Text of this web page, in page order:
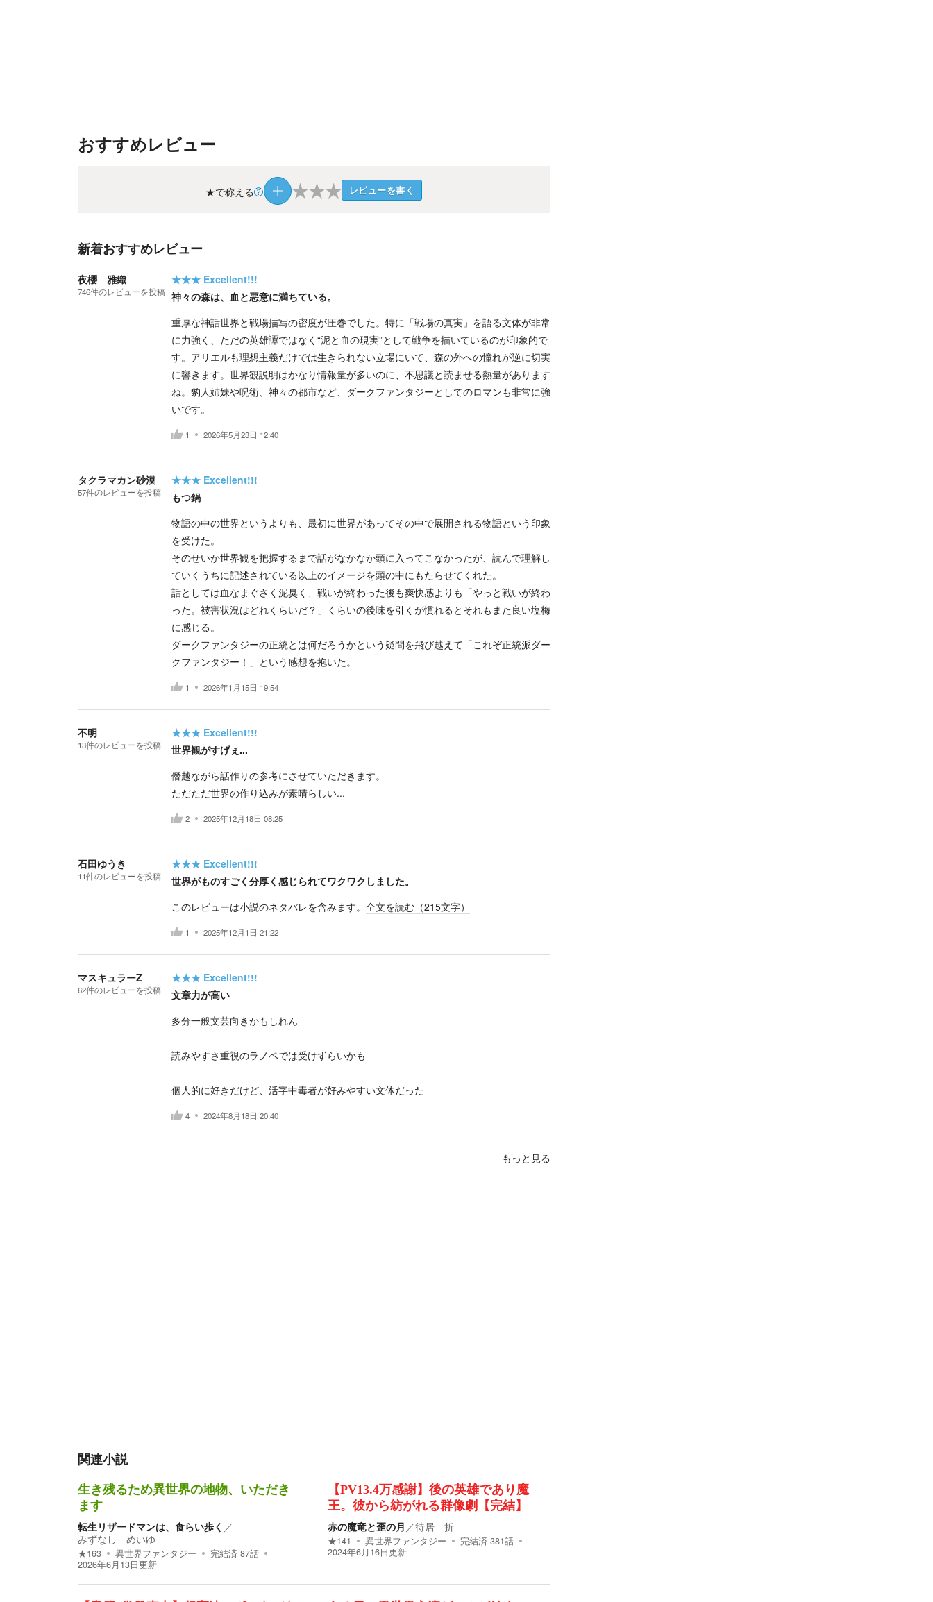
おすすめレビュー
★で称える ★★★ レビューを書く
新着おすすめレビュー
夜櫻 雅織
746件のレビューを投稿
★★★ Excellent!!!
神々の森は、血と悪意に満ちている。
重厚な神話世界と戦場描写の密度が圧巻でした。特に「戦場の真実」を語る文体が非常
に力強く、ただの英雄譚ではなく“泥と血の現実”として戦争を描いているのが印象的で
す。アリエルも理想主義だけでは生きられない立場にいて、森の外への憧れが逆に切実
に響きます。世界観説明はかなり情報量が多いのに、不思議と読ませる熱量があります
ね。豹人姉妹や呪術、神々の都市など、ダークファンタジーとしてのロマンも非常に強
いです。
1 2026年5月23日 12:40
タクラマカン砂漠
57件のレビューを投稿
★★★ Excellent!!!
もつ鍋
物語の中の世界というよりも、最初に世界があってその中で展開される物語という印象
を受けた。
そのせいか世界観を把握するまで話がなかなか頭に入ってこなかったが、読んで理解し
ていくうちに記述されている以上のイメージを頭の中にもたらせてくれた。
話としては血なまぐさく泥臭く、戦いが終わった後も爽快感よりも「やっと戦いが終わ
った。被害状況はどれくらいだ？」くらいの後味を引くが慣れるとそれもまた良い塩梅
に感じる。
ダークファンタジーの正統とは何だろうかという疑問を飛び越えて「これぞ正統派ダー
クファンタジー！」という感想を抱いた。
1 2026年1月15日 19:54
不明
13件のレビューを投稿
★★★ Excellent!!!
世界観がすげぇ...
僭越ながら話作りの参考にさせていただきます。
ただただ世界の作り込みが素晴らしい...
2 2025年12月18日 08:25
石田ゆうき
11件のレビューを投稿
★★★ Excellent!!!
世界がものすごく分厚く感じられてワクワクしました。
このレビューは小説のネタバレを含みます。 全文を読む（215文字）
1 2025年12月1日 21:22
マスキュラーZ
62件のレビューを投稿
★★★ Excellent!!!
文章力が高い
多分一般文芸向きかもしれん
読みやすさ重視のラノベでは受けずらいかも
個人的に好きだけど、活字中毒者が好みやすい文体だった
4 2024年8月18日 20:40
もっと見る
関連小説
生き残るため異世界の地物、いただき
ます
転生リザードマンは、食らい歩く ／
みずなし めいゆ
★163 異世界ファンタジー 完結済 87話
2026年6月13日更新
【PV13.4万感謝】後の英雄であり魔
王。彼から紡がれる群像劇【完結】
赤の魔竜と歪の月 ／待居 折
★141 異世界ファンタジー 完結済 381話
2024年6月16日更新